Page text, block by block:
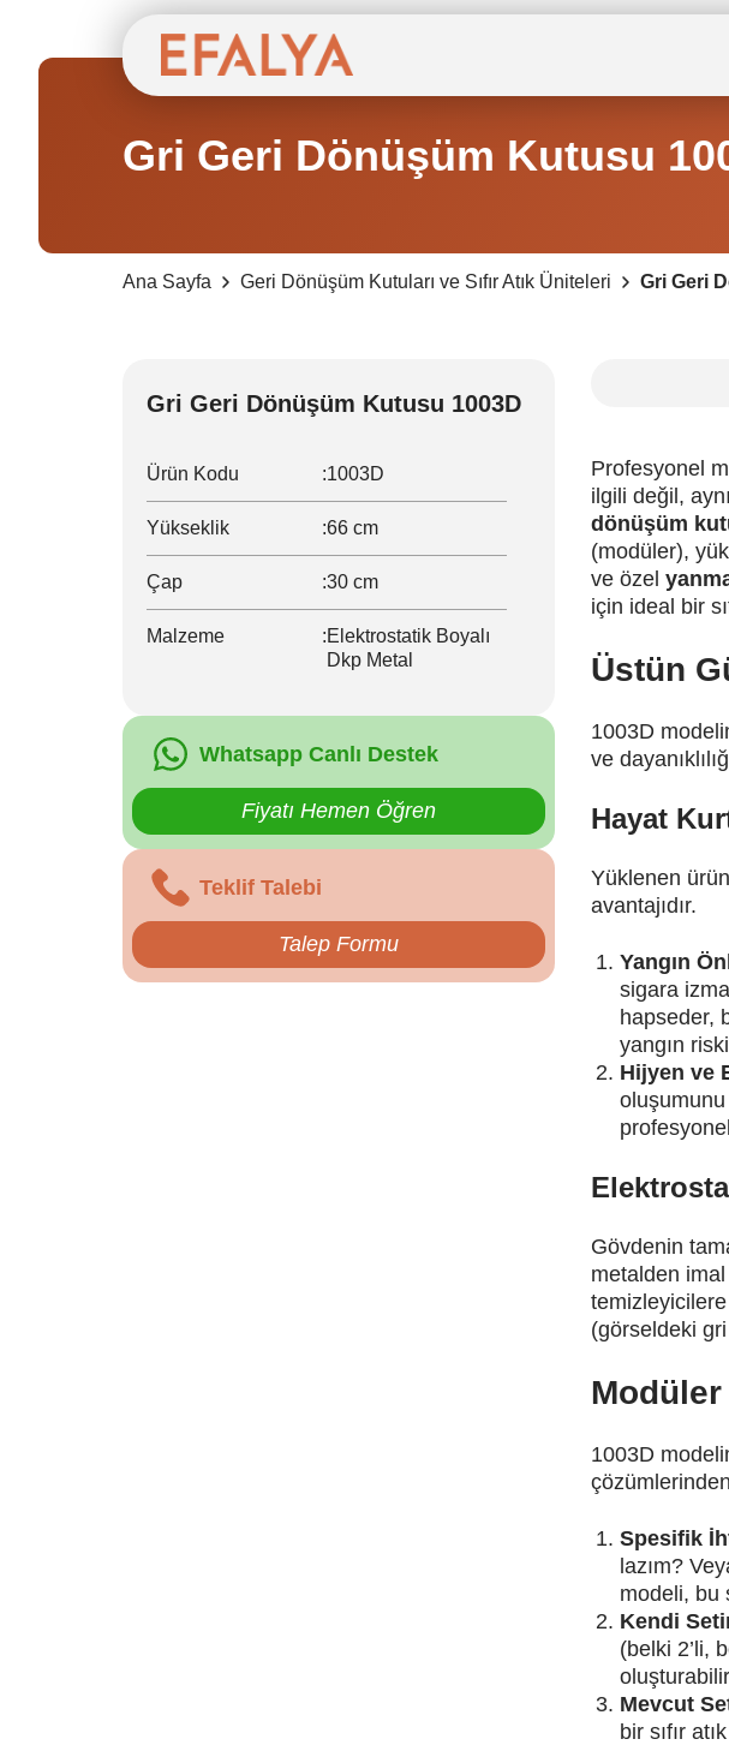
Gri Geri Dönüşüm Kutusu
Ana Sayfa Geri Dönüşüm Kutuları ve Sıfır Atık Üniteleri Gri Geri
Gri Geri Dönüşüm Kutusu 1003D
Ürün Kodu :1003D
Yükseklik :66 cm
Çap :30 cm
Malzeme :Elektrostatik Boyalı
Dkp Metal
Whatsapp Canlı Destek
Fiyatı Hemen Öğren
Teklif Talebi
Talep Formu
Profesyonel
ilgili değil,
dönüşüm
(modüler),
ve özel
için ideal bir
Üstün
1003D
ve
Hayat
Yüklenen
avantajıdır.
Yangın
sigara
hapseder,
yangın
Hijyen ve
oluşumunu
Gövdenin
metalden
(görseldeki
Modüler
1003D
Spesifik
lazım?
modeli, bu
Kendi
(belki 2’li,
Mevcut
bir sıfır